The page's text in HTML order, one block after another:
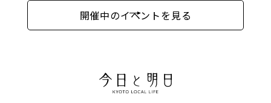
開催中のイベントを見る